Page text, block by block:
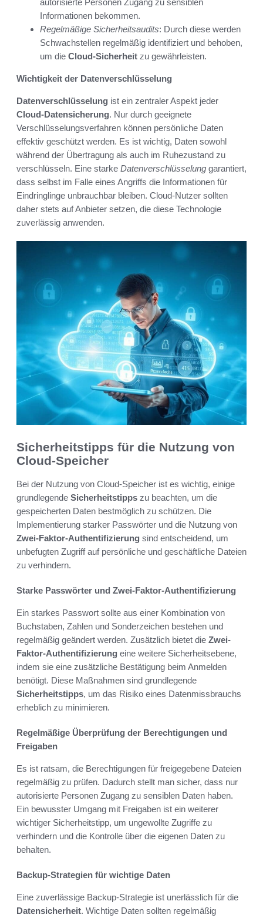
Informationen bekommen.
Regelmäßige Sicherheitsaudits: Durch diese werden
Schwachstellen regelmäßig identifiziert und behoben,
um die Cloud-Sicherheit zu gewährleisten.
Wichtigkeit der Datenverschlüsselung
Datenverschlüsselung ist ein zentraler Aspekt jeder
Cloud-Datensicherung. Nur durch geeignete
Verschlüsselungsverfahren können persönliche Daten
effektiv geschützt werden. Es ist wichtig, Daten sowohl
während der Übertragung als auch im Ruhezustand zu
verschlüsseln. Eine starke Datenverschlüsselung garantiert,
dass selbst im Falle eines Angriffs die Informationen für
Eindringlinge unbrauchbar bleiben. Cloud-Nutzer sollten
daher stets auf Anbieter setzen, die diese Technologie
zuverlässig anwenden.
Sicherheitstipps für die Nutzung von
Cloud-Speicher
Bei der Nutzung von Cloud-Speicher ist es wichtig, einige
grundlegende Sicherheitstipps zu beachten, um die
gespeicherten Daten bestmöglich zu schützen. Die
Implementierung starker Passwörter und die Nutzung von
Zwei-Faktor-Authentifizierung sind entscheidend, um
unbefugten Zugriff auf persönliche und geschäftliche Dateien
zu verhindern.
Starke Passwörter und Zwei-Faktor-Authentifizierung
Ein starkes Passwort sollte aus einer Kombination von
Buchstaben, Zahlen und Sonderzeichen bestehen und
regelmäßig geändert werden. Zusätzlich bietet die Zwei-
Faktor-Authentifizierung eine weitere Sicherheitsebene,
indem sie eine zusätzliche Bestätigung beim Anmelden
benötigt. Diese Maßnahmen sind grundlegende
Sicherheitstipps, um das Risiko eines Datenmissbrauchs
erheblich zu minimieren.
Regelmäßige Überprüfung der Berechtigungen und
Freigaben
Es ist ratsam, die Berechtigungen für freigegebene Dateien
regelmäßig zu prüfen. Dadurch stellt man sicher, dass nur
autorisierte Personen Zugang zu sensiblen Daten haben.
Ein bewusster Umgang mit Freigaben ist ein weiterer
wichtiger Sicherheitstipp, um ungewollte Zugriffe zu
verhindern und die Kontrolle über die eigenen Daten zu
behalten.
Backup-Strategien für wichtige Daten
Eine zuverlässige Backup-Strategie ist unerlässlich für die
Datensicherheit. Wichtige Daten sollten regelmäßig